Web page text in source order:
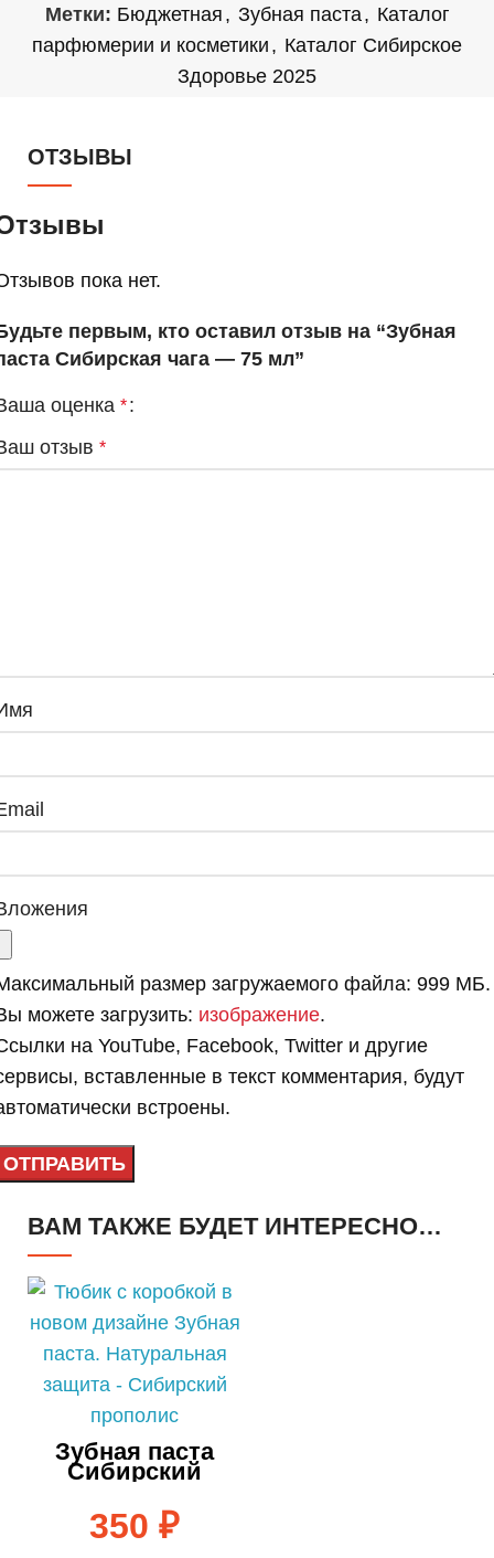
Метки: Бюджетная , Зубная паста, Каталог
парфюмерии и косметики , Каталог Сибирское
Здоровье 2025
ОТЗЫВЫ
пока нет.
первым, кто оставил отзыв на “Зубная
Сибирская чага — 75 мл”
оценка *
отзыв *
размер загружаемого файла: 999 МБ.
можете загрузить: изображение.
на YouTube, Facebook, Twitter и другие
вставленные в текст комментария, будут
встроены.
ВАМ ТАКЖЕ БУДЕТ ИНТЕРЕСНО…
Зубная паста
Сибирский
мл
350 ₽